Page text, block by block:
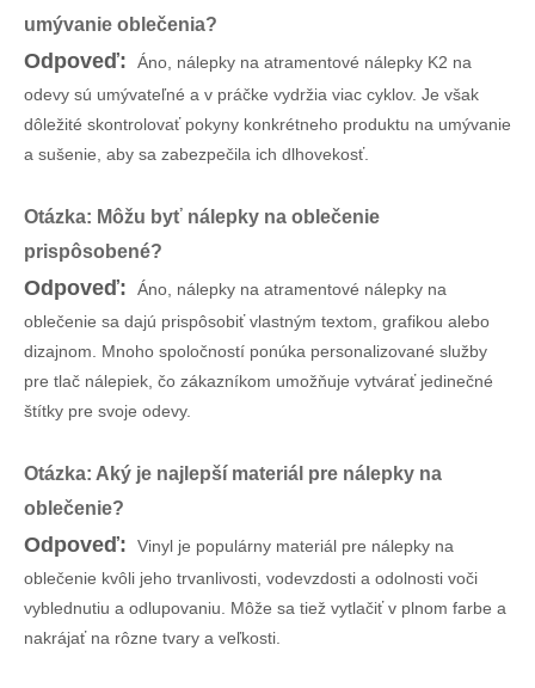
umývanie oblečenia?
Odpoveď:
Áno, nálepky na atramentové nálepky K2 na
odevy sú umývateľné a v práčke vydržia viac cyklov. Je však
dôležité skontrolovať pokyny konkrétneho produktu na umývanie
a sušenie, aby sa zabezpečila ich dlhovekosť.
Otázka: Môžu byť nálepky na oblečenie
prispôsobené?
Odpoveď:
Áno, nálepky na atramentové nálepky na
oblečenie sa dajú prispôsobiť vlastným textom, grafikou alebo
dizajnom. Mnoho spoločností ponúka personalizované služby
pre tlač nálepiek, čo zákazníkom umožňuje vytvárať jedinečné
štítky pre svoje odevy.
Otázka: Aký je najlepší materiál pre nálepky na
oblečenie?
Odpoveď:
Vinyl je populárny materiál pre nálepky na
oblečenie kvôli jeho trvanlivosti, vodevzdosti a odolnosti voči
vyblednutiu a odlupovaniu. Môže sa tiež vytlačiť v plnom farbe a
nakrájať na rôzne tvary a veľkosti.